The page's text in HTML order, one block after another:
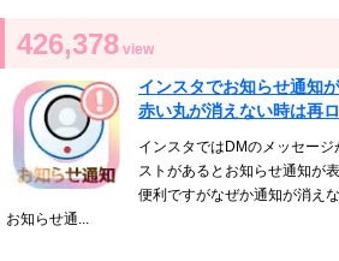
426,378 view
インスタでお知らせ通知
赤い丸が消えない時は再
インスタではDMのメッセー
ストがあるとお知らせ通知が
便利ですがなぜか通知が消え
お知らせ通...